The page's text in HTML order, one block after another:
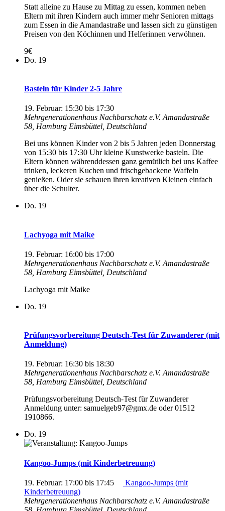
Statt alleine zu Hause zu Mittag zu essen, kommen neben
Eltern mit ihren Kindern auch immer mehr Senioren mittags
zum Essen in die Amandastraße und lassen sich zu günstigen
Preisen von den Köchinnen und Helferinnen verwöhnen.
9€
Do. 19
Basteln für Kinder 2-5 Jahre
19. Februar: 15:30 bis 17:30
Mehrgenerationenhaus Nachbarschatz e.V. Amandastraße
58, Hamburg Eimsbüttel, Deutschland
Bei uns können Kinder von 2 bis 5 Jahren jeden Donnerstag
von 15:30 bis 17:30 Uhr kleine Kunstwerke basteln. Die
Eltern können währenddessen ganz gemütlich bei uns Kaffee
trinken, leckeren Kuchen und frischgebackene Waffeln
genießen. Oder sie schauen ihren kreativen Kleinen einfach
über die Schulter.
Do. 19
Lachyoga mit Maike
19. Februar: 16:00 bis 17:00
Mehrgenerationenhaus Nachbarschatz e.V. Amandastraße
58, Hamburg Eimsbüttel, Deutschland
Lachyoga mit Maike
Do. 19
Prüfungsvorbereitung Deutsch-Test für Zuwanderer (mit
Anmeldung)
19. Februar: 16:30 bis 18:30
Mehrgenerationenhaus Nachbarschatz e.V. Amandastraße
58, Hamburg Eimsbüttel, Deutschland
Prüfungsvorbereitung Deutsch-Test für Zuwanderer
Anmeldung unter: samuelgeb97@gmx.de oder 01512
1910866.
Do. 19
Kangoo-Jumps (mit Kinderbetreuung)
19. Februar: 17:00 bis 17:45
Kangoo-Jumps (mit
Kinderbetreuung)
Mehrgenerationenhaus Nachbarschatz e.V. Amandastraße